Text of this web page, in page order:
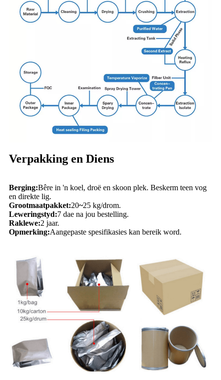
Verpakking en Diens
Berging:Bêre in 'n koel, droë en skoon plek. Beskerm teen vog
en direkte lig.
Grootmaatpakket:20~25 kg/drom.
Leweringstyd:7 dae na jou bestelling.
Raklewe:2 jaar.
Opmerking:Aangepaste spesifikasies kan bereik word.